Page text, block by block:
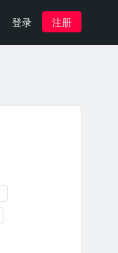
登录 注册